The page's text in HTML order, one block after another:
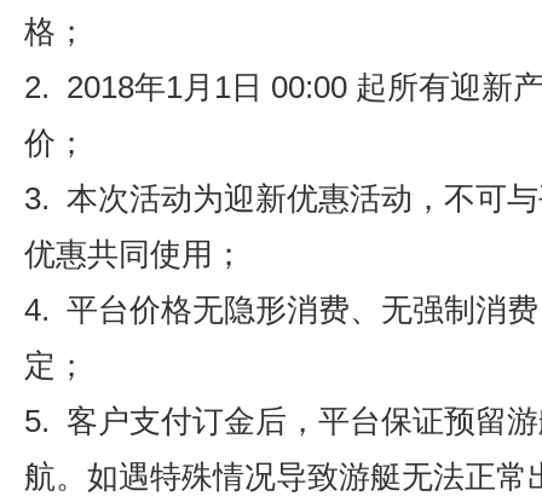
格；
2. 2018年1月1日 00:00 起所有迎新
价；
3. 本次活动为迎新优惠活动，不可
优惠共同使用；
4. 平台价格无隐形消费、无强制消
定；
5. 客户支付订金后，平台保证预留
航。如遇特殊情况导致游艇无法正常